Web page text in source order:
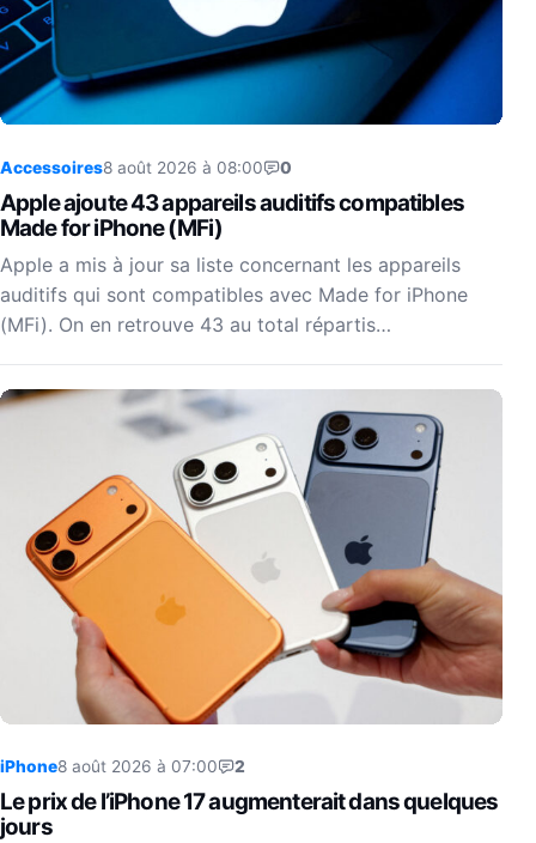
Accessoires8 août 2026 à 08:00 0
Apple ajoute 43 appareils auditifs compatibles
Made for iPhone (MFi)
Apple a mis à jour sa liste concernant les appareils
auditifs qui sont compatibles avec Made for iPhone
(MFi). On en retrouve 43 au total répartis…
iPhone8 août 2026 à 07:00 2
Le prix de l’iPhone 17 augmenterait dans quelques
jours